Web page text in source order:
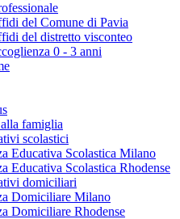
del Comune di Pavia
del distretto visconteo
0 - 3 anni
famiglia
scolastici
Educativa Scolastica Milano
Educativa Scolastica Rhodense
domiciliari
Domiciliare Milano
Domiciliare Rhodense